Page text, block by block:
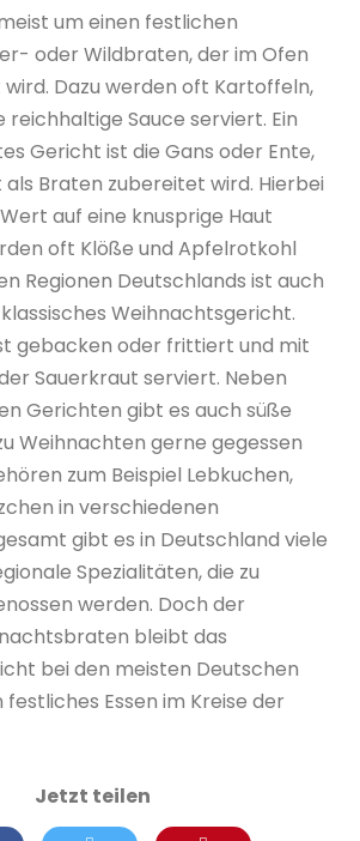
um einen festlichen
oder Wildbraten, der im Ofen
Dazu werden oft Kartoffeln,
reichhaltige Sauce serviert. Ein
Gericht ist die Gans oder Ente,
Braten zubereitet wird. Hierbei
auf eine knusprige Haut
oft Klöße und Apfelrotkohl
Regionen Deutschlands ist auch
Weihnachtsgericht.
gebacken oder frittiert und mit
Sauerkraut serviert. Neben
Gerichten gibt es auch süße
Weihnachten gerne gegessen
zum Beispiel Lebkuchen,
in verschiedenen
gibt es in Deutschland viele
Spezialitäten, die zu
werden. Doch der
bleibt das
bei den meisten Deutschen
Essen im Kreise der